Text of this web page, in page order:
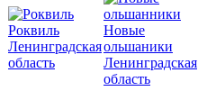
Роквиль
Ленинградская
область
Новые
ольшаники
Ленинградская
область